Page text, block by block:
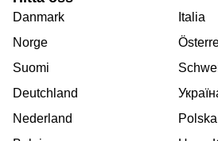
Danmark
Norge
Suomi
Deutchland
Nederland
Italia
Polska